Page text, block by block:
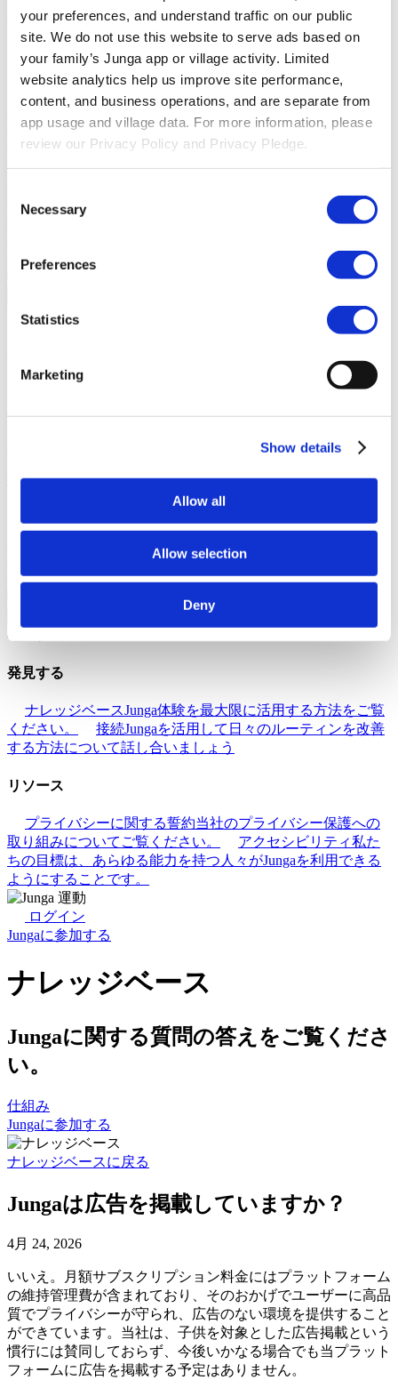
your preferences, and understand traffic on our public
site. We do not use this website to serve ads based on
your family’s Junga app or village activity. Limited
website analytics help us improve site performance,
content, and business operations, and are separate from
app usage and village data. For more information, please
review our Privacy Policy and Privacy Pledge.
Selection
Necessary
Preferences
Statistics
Marketing
Show details
Allow all
Allow selection
Deny
ュニティ参加を促進する方法を学びましょう。
Junga対グリーンライトGreenlightは、管理機能付きデビッ
トカードと教育ツールを組み合わせ、子供たちに家計管理、
貯蓄、投資について教えるサービスです。
Junga 対 Acorns
EarlyAcorns Earlyは、安全なデビットカード、家事の手伝
ClassDojoは、教師、生徒、家族が繋がり、教室で
の学びを称え合うお手伝いをします。
を褒賞し、前向きな学校文化を築くことを可能にします。
について
Jungaの起源を知り、このユニークなプラッ
私たちのコミュニティ
Jungaとの自撮りJungaで自撮り写真を生成し、コミュニテ
トフォームが特別である理由について、さらに詳しくご覧く
ださい。
ヘルプ
発見する
ナレッジベースJunga体験を最大限に活用する方法をご覧
ください。
接続Jungaを活用して日々のルーティンを改善
する方法について話し合いましょう
リソース
プライバシーに関する誓約当社のプライバシー保護への
取り組みについてご覧ください。
アクセシビリティ私た
ちの目標は、あらゆる能力を持つ人々がJungaを利用できる
ようにすることです。
ログイン
Jungaに参加する
ナレッジベース
Jungaに関する質問の答えをご覧くださ
い。
仕組み
Jungaに参加する
ナレッジベースに戻る
Jungaは広告を掲載していますか？
4月 24, 2026
いいえ。月額サブスクリプション料金にはプラットフォーム
の維持管理費が含まれており、そのおかげでユーザーに高品
質でプライバシーが守られ、広告のない環境を提供すること
ができています。当社は、子供を対象とした広告掲載という
慣行には賛同しておらず、今後いかなる場合でも当プラット
フォームに広告を掲載する予定はありません。